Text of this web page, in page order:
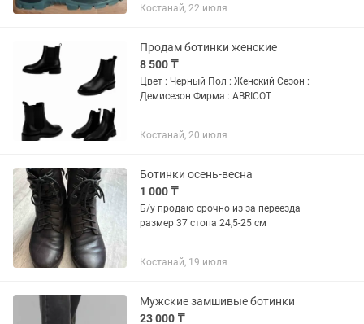
Костанай, 22 июля
Продам ботинки женские
8 500 ₸
Цвет : Черный Пол : Женский Сезон :
Демисезон Фирма : ABRICOT
Костанай, 20 июля
Ботинки осень-весна
1 000 ₸
Б/у продаю срочно из за переезда
размер 37 стопа 24,5-25 см
Костанай, 19 июля
Мужские замшивые ботинки
23 000 ₸